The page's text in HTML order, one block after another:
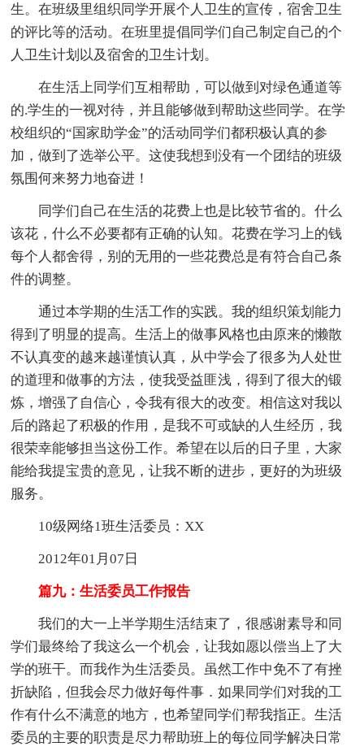
生。在班级里组织同学开展个人卫生的宣传，宿舍卫生
的评比等的活动。在班里提倡同学们自己制定自己的个
人卫生计划以及宿舍的卫生计划。
在生活上同学们互相帮助，可以做到对绿色通道等
的.学生的一视对待，并且能够做到帮助这些同学。在学
校组织的“国家助学金”的活动同学们都积极认真的参
加，做到了选举公平。这使我想到没有一个团结的班级
氛围何来努力地奋进！
同学们自己在生活的花费上也是比较节省的。什么
该花，什么不必要都有正确的认知。花费在学习上的钱
每个人都舍得，别的无用的一些花费总是有符合自己条
件的调整。
通过本学期的生活工作的实践。我的组织策划能力
得到了明显的提高。生活上的做事风格也由原来的懒散
不认真变的越来越谨慎认真，从中学会了很多为人处世
的道理和做事的方法，使我受益匪浅，得到了很大的锻
炼，增强了自信心，令我有很大的改变。相信这对我以
后的路起了积极的作用，是我不可或缺的人生经历，我
很荣幸能够担当这份工作。希望在以后的日子里，大家
能给我提宝贵的意见，让我不断的进步，更好的为班级
服务。
10级网络1班生活委员：XX
2012年01月07日
篇九：生活委员工作报告
我们的大一上半学期生活结束了，很感谢素导和同
学们最终给了我这么一个机会，让我如愿以偿当上了大
学的班干。而我作为生活委员。虽然工作中免不了有挫
折缺陷，但我会尽力做好每件事．如果同学们对我的工
作有什么不满意的地方，也希望同学们帮我指正。生活
委员的主要的职责是尽力帮助班上的每位同学解决日常